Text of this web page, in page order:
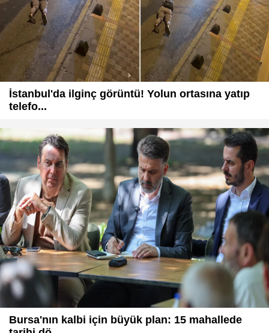
İstanbul'da ilginç görüntü! Yolun ortasına yatıp
telefo...
Bursa'nın kalbi için büyük plan: 15 mahallede